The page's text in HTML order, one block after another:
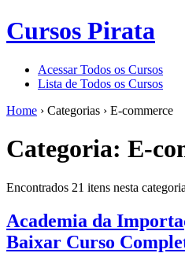
Cursos Pirata
Acessar Todos os Cursos
Lista de Todos os Cursos
Home › Categorias › E-commerce
Categoria: E-
Encontrados 21 itens nesta
Academia da
Baixar Curso